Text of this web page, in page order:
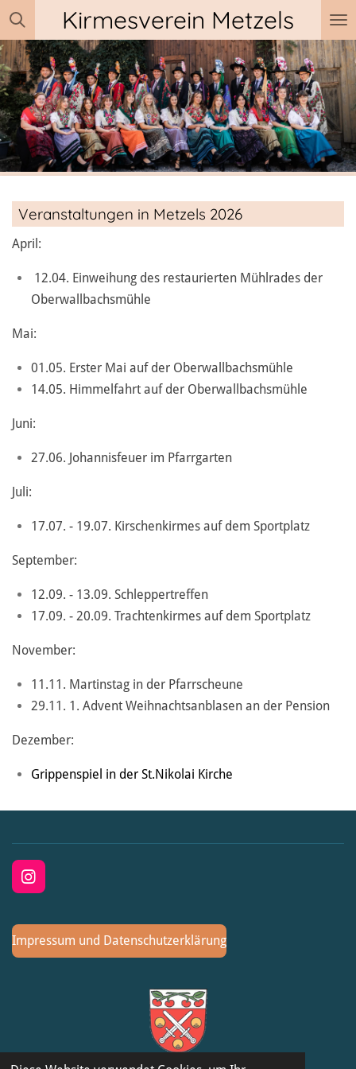
Zum
Hauptinhalt
springen
Kirmesverein Metzels
Veranstaltungen in Metzels 2026
April:
12.04. Einweihung des restaurierten Mühlrades der
Oberwallbachsmühle
Mai:
01.05. Erster Mai auf der Oberwallbachsmühle
14.05. Himmelfahrt auf der Oberwallbachsmühle
Juni:
27.06. Johannisfeuer im Pfarrgarten
Juli:
17.07. - 19.07. Kirschenkirmes auf dem Sportplatz
September:
12.09. - 13.09. Schleppertreffen
17.09. - 20.09. Trachtenkirmes auf dem Sportplatz
November:
11.11. Martinstag in der Pfarrscheune
29.11. 1. Advent Weihnachtsanblasen an der Pension
Dezember:
Grippenspiel in der St.Nikolai Kirche
I
n
t
a
g
Impressum und Datenschutzerklärung